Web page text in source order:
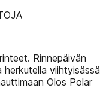
Rinnepäivän
viihtyisässä
Olos Polar